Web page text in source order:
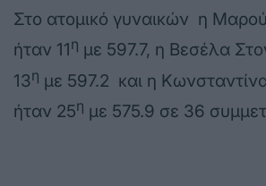
Στο ατομικό γυναικών η
ήταν 11η με 597.7, η Βεσέλα
13η με 597.2 και η
ήταν 25η με 575.9 σε 36